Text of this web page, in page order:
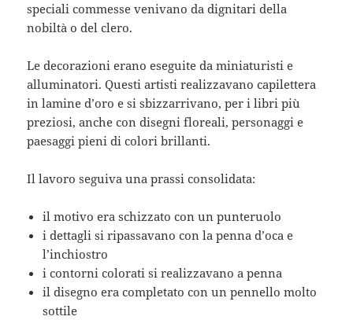
speciali commesse venivano da dignitari della
nobiltà o del clero.
Le decorazioni erano eseguite da miniaturisti e
alluminatori. Questi artisti realizzavano capilettera
in lamine d’oro e si sbizzarrivano, per i libri più
preziosi, anche con disegni floreali, personaggi e
paesaggi pieni di colori brillanti.
Il lavoro seguiva una prassi consolidata:
il motivo era schizzato con un punteruolo
i dettagli si ripassavano con la penna d’oca e
l’inchiostro
i contorni colorati si realizzavano a penna
il disegno era completato con un pennello molto
sottile